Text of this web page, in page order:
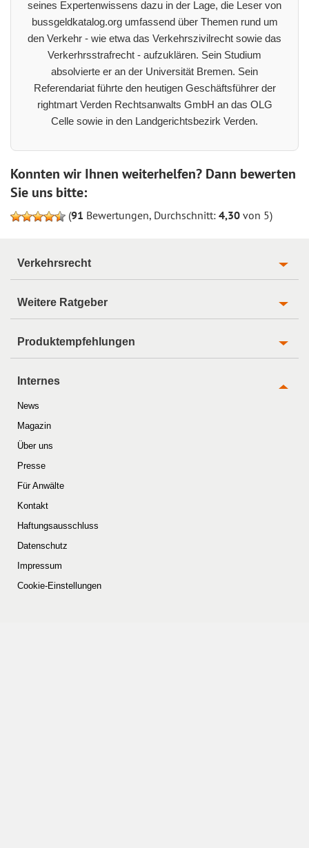
seines Expertenwissens dazu in der Lage, die Leser von
bussgeldkatalog.org umfassend über Themen rund um
den Verkehr - wie etwa das Verkehrszivilrecht sowie das
Verkerhrsstrafrecht - aufzuklären. Sein Studium
absolvierte er an der Universität Bremen. Sein
Referendariat führte den heutigen Geschäftsführer der
rightmart Verden Rechtsanwalts GmbH an das OLG
Celle sowie in den Landgerichtsbezirk Verden.
Konnten wir Ihnen weiterhelfen? Dann bewerten
Sie uns bitte:
(91 Bewertungen, Durchschnitt: 4,30 von 5)
Verkehrsrecht
Weitere Ratgeber
Produktempfehlungen
Internes
News
Magazin
Über uns
Presse
Für Anwälte
Kontakt
Haftungsausschluss
Datenschutz
Impressum
Cookie-Einstellungen